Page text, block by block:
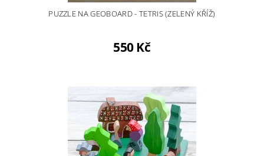
PUZZLE NA GEOBOARD - TETRIS (ZELENÝ KŘÍŽ)
550 Kč